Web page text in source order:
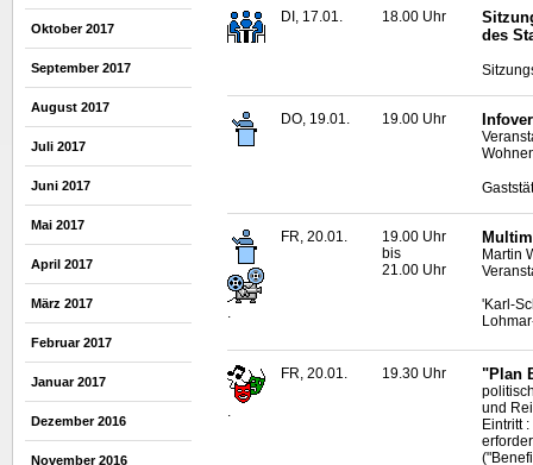
Oktober 2017
September 2017
August 2017
Juli 2017
Juni 2017
Mai 2017
April 2017
März 2017
Februar 2017
Januar 2017
Dezember 2016
November 2016
DI, 17.01. 18.00 Uhr
des
DO, 19.01. 19.00 Uhr
.
FR, 20.01.
19.00 Uhr
bis
21.00 Uhr
Martin
'Karl-
.
FR, 20.01. 19.30 Uhr "Plan
und
Eintritt